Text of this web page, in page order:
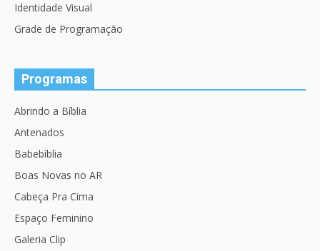
Identidade Visual
Grade de Programação
Programas
Abrindo a Bíblia
Antenados
Babebíblia
Boas Novas no AR
Cabeça Pra Cima
Espaço Feminino
Galeria Clip